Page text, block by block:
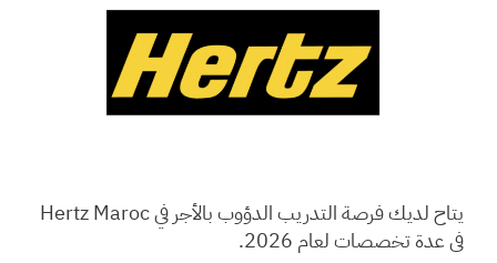
يتاح لديك فرصة التدريب الدؤوب بالأجر في Hertz Maroc
في عدة تخصصات لعام 2026.